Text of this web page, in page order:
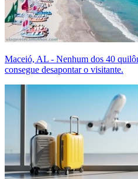
Maceió, AL - Nenhum dos 40
consegue desapontar o visitante.